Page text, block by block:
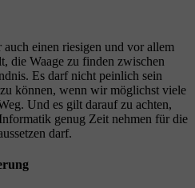
einen riesigen und vor allem
die Waage zu finden zwischen
Es darf nicht peinlich sein
können, wenn wir möglichst viele
Und es gilt darauf zu achten,
genug Zeit nehmen für die
darf.